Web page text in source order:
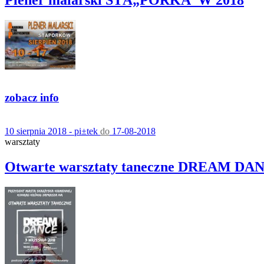
zobacz info
10 sierpnia 2018 - pi±tek do 17-08-2018
warsztaty
Otwarte warsztaty taneczne DREAM